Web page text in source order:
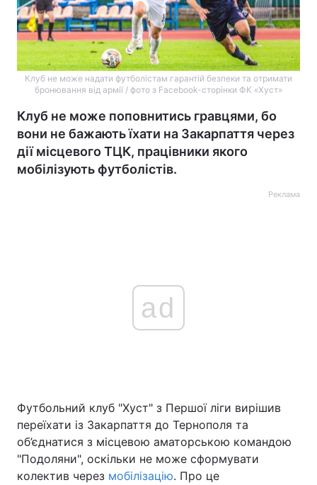
Клуб не може надати футболістам гарантій безпеки та отримати
бронювання від армії / фото з Facebook-сторінки ФК «Хуст»
Клуб не може поповнитись гравцями, бо
вони не бажають їхати на Закарпаття через
дії місцевого ТЦК, працівники якого
мобілізують футболістів.
Реклама
ad
Футбольний клуб "Хуст" з Першої ліги вирішив
переїхати із Закарпаття до Тернополя та
об’єднатися з місцевою аматорською командою
"Подоляни", оскільки не може сформувати
колектив через мобілізацію. Про це